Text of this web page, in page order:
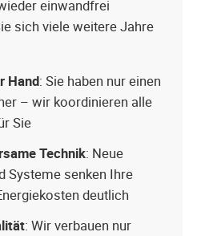
einwandfrei
sich viele weitere Jahre
Hand: Sie haben nur einen
– wir koordinieren alle
Sie
Technik: Neue
Systeme senken Ihre
deutlich
: Wir verbauen nur